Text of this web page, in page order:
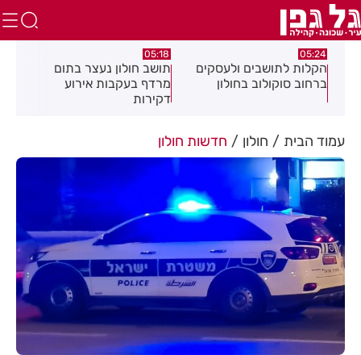
05:24
הקלות לתושבים ולעסקים
ברחוב סוקולוב בחולון
05:18
תושב חולון נעצר בתום
מרדף בעקבות אירוע
דקירות
עמוד הבית חולון חדשות חולון